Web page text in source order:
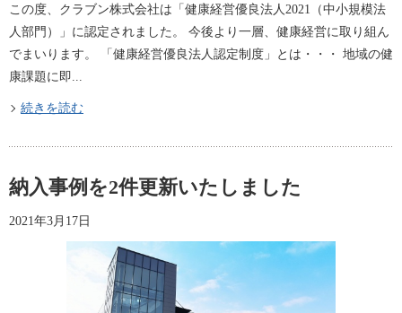
この度、クラブン株式会社は「健康経営優良法人2021（中小規模法
人部門）」に認定されました。 今後より一層、健康経営に取り組ん
でまいります。 「健康経営優良法人認定制度」とは・・・ 地域の健
康課題に即...
続きを読む
納入事例を2件更新いたしました
2021年3月17日